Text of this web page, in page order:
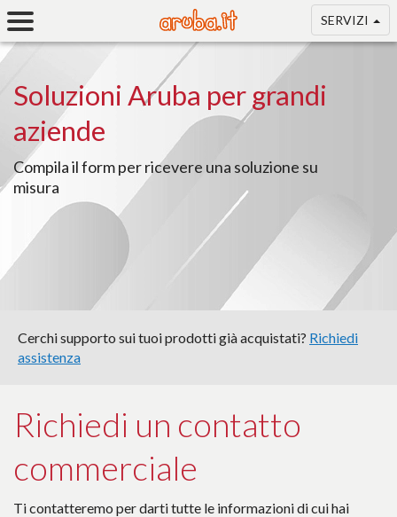
SERVIZI
Soluzioni Aruba per grandi
aziende
Compila il form per ricevere una soluzione su
misura
Cerchi supporto sui tuoi prodotti già acquistati? Richiedi
assistenza
Richiedi un contatto
commerciale
Ti contatteremo per darti tutte le informazioni di cui hai